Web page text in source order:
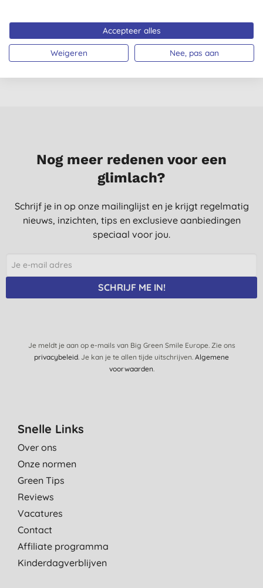
27-4-2019
Alle beoordelingen komen van geverifieerde klanten
Nog meer redenen voor een
glimlach?
Schrijf je in op onze mailinglijst en je krijgt regelmatig
nieuws, inzichten, tips en exclusieve aanbiedingen
speciaal voor jou.
SCHRIJF ME IN!
Je meldt je aan op e-mails van Big Green Smile Europe. Zie ons
privacybeleid. Je kan je te allen tijde uitschrijven. Algemene
voorwaarden.
Snelle Links
Over ons
Onze normen
Green Tips
Reviews
Vacatures
Contact
Affiliate programma
Kinderdagverblijven
Accepteer alles
Weigeren Nee, pas aan